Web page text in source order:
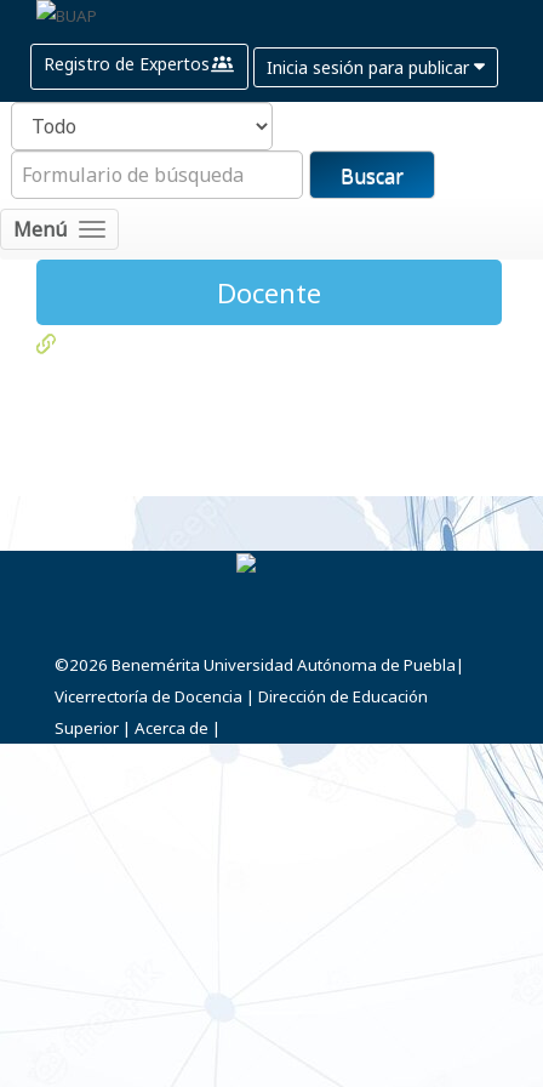
Registro de Expertos Inicia sesión para publicar
Buscar
Menú
Docente
©2026 Benemérita Universidad Autónoma de Puebla|
Vicerrectoría de Docencia | Dirección de Educación
Superior | Acerca de |